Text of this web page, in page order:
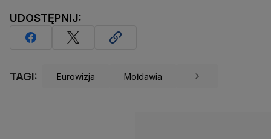
UDOSTĘPNIJ:
TAGI: Eurowizja Mołdawia